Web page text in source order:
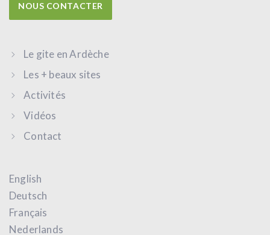
NOUS CONTACTER
Le gite en Ardèche
Les + beaux sites
Activités
Vidéos
Contact
English
Deutsch
Français
Nederlands